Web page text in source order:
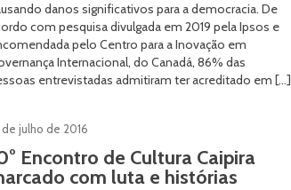
danos significativos para a democracia. De
com pesquisa divulgada em 2019 pela Ipsos e
pelo Centro para a Inovação em
Internacional, do Canadá, 86% das
entrevistadas admitiram ter acreditado em […]
de julho de 2016
Encontro de Cultura Caipira
com luta e histórias